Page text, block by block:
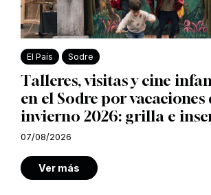
El País Sodre
Talleres, visitas y cine
en el Sodre por vacaciones
invierno 2026: grilla e
07/08/2026
Ver más